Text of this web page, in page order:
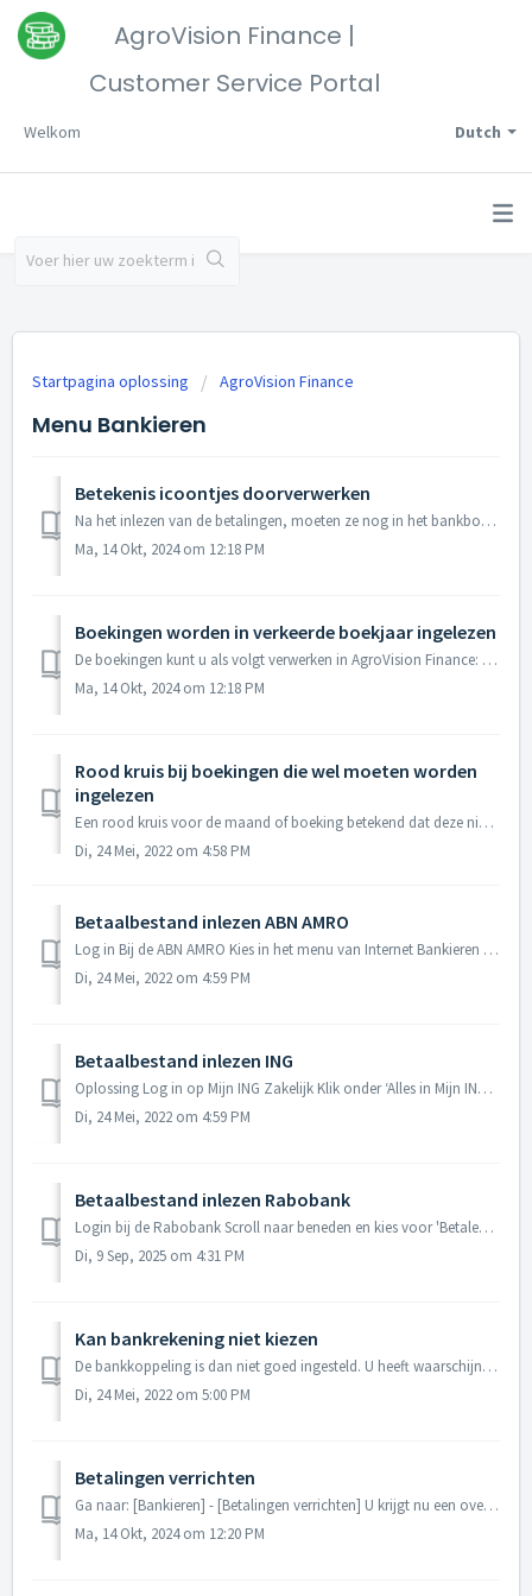
AgroVision Finance |
Customer Service Portal
Dutch
Welkom
Startpagina oplossing AgroVision Finance
Menu Bankieren
Betekenis icoontjes doorverwerken
Na het inlezen van de betalingen, moeten ze nog in het bankboek verwerkt worden. Dit is in AgroVision Finance Doorverwerken genoemd. Het is aan te raden de ...
Ma, 14 Okt, 2024 om 12:18 PM
Boekingen worden in verkeerde boekjaar ingelezen
De boekingen kunt u als volgt verwerken in AgroVision Finance: Verwijder de boekingen in het oude boekjaar. Dit kan eventueel al voor het doorverwerken. G...
Ma, 14 Okt, 2024 om 12:18 PM
Rood kruis bij boekingen die wel moeten worden
ingelezen
Een rood kruis voor de maand of boeking betekend dat deze niet (geheel) zal worden ingelezen. De reden hiervoor kan zijn dat de boeking wordt herkend als ee...
Di, 24 Mei, 2022 om 4:58 PM
Betaalbestand inlezen ABN AMRO
Log in Bij de ABN AMRO Kies in het menu van Internet Bankieren voor zelf regelen Kies onder direct regelen voor SEPA batchbetalingen regelen Kies voor...
Di, 24 Mei, 2022 om 4:59 PM
Betaalbestand inlezen ING
Oplossing Log in op Mijn ING Zakelijk Klik onder ‘Alles in Mijn ING Zakelijk’ op Verzamelbetaling importeren Klik op Bladeren en selecteer het XML bes...
Di, 24 Mei, 2022 om 4:59 PM
Betaalbestand inlezen Rabobank
Login bij de Rabobank Scroll naar beneden en kies voor 'Betalen en ontvangen' Klik op 'Opdrachtbestanden' om deze uit te klappen en ve...
Di, 9 Sep, 2025 om 4:31 PM
Kan bankrekening niet kiezen
De bankkoppeling is dan niet goed ingesteld. U heeft waarschijnlijk de naam rekeninghouder niet ingevuld. Ga naar: [Basisgegevens] - [Stamgegevens] Tabbl...
Di, 24 Mei, 2022 om 5:00 PM
Betalingen verrichten
Ga naar: [Bankieren] - [Betalingen verrichten] U krijgt nu een overzicht van de betalingen die nog geëxporteerd moeten worden naar uw telebankierprogramm...
Ma, 14 Okt, 2024 om 12:20 PM